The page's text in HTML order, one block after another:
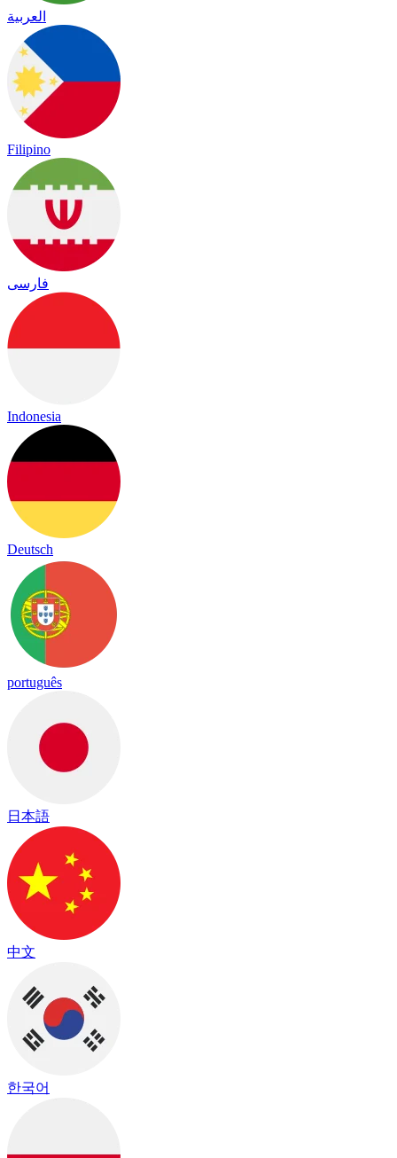
العربية
Filipino
فارسی
Indonesia
Deutsch
português
日本語
中文
한국어